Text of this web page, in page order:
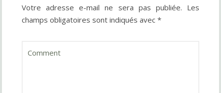
Votre adresse e-mail ne sera pas publiée. Les
champs obligatoires sont indiqués avec *